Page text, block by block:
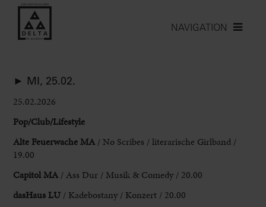
NAVIGATION
► MI, 25.02.
25.02.2026
Pop/Club/Lifestyle
Alte Feuerwache MA / No Scribes / literarische Girlband /
19.00
Capitol MA / Ass Dur / Musik & Comedy / 20.00
dasHaus LU / Kadebostany / Konzert / 20.00